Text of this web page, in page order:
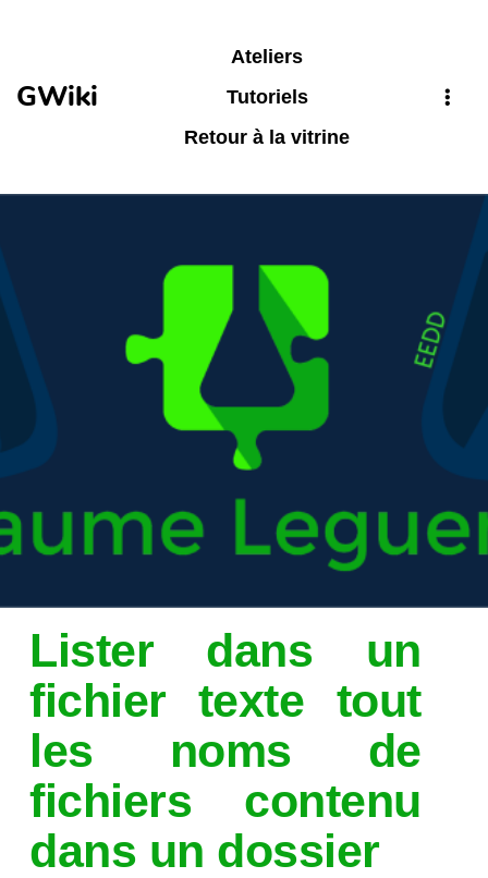
GWiki
Ateliers
Tutoriels
Retour à la vitrine
Lister dans un
fichier texte tout
les noms de
fichiers contenu
dans un dossier